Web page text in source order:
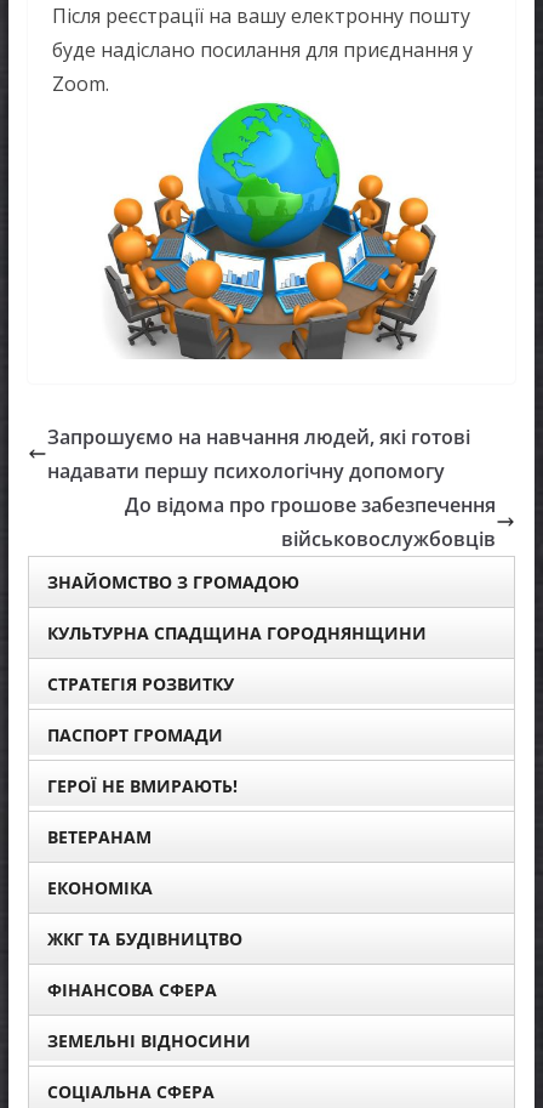
Після реєстрації на вашу електронну пошту
буде надіслано посилання для приєднання у
Zoom.
Запрошуємо на навчання людей, які готові
надавати першу психологічну допомогу
До відома про грошове забезпечення
військовослужбовців
ЗНАЙОМСТВО З ГРОМАДОЮ
КУЛЬТУРНА СПАДЩИНА ГОРОДНЯНЩИНИ
СТРАТЕГІЯ РОЗВИТКУ
ПАСПОРТ ГРОМАДИ
ГЕРОЇ НЕ ВМИРАЮТЬ!
ВЕТЕРАНАМ
ЕКОНОМІКА
ЖКГ ТА БУДІВНИЦТВО
ФІНАНСОВА СФЕРА
ЗЕМЕЛЬНІ ВІДНОСИНИ
СОЦІАЛЬНА СФЕРА